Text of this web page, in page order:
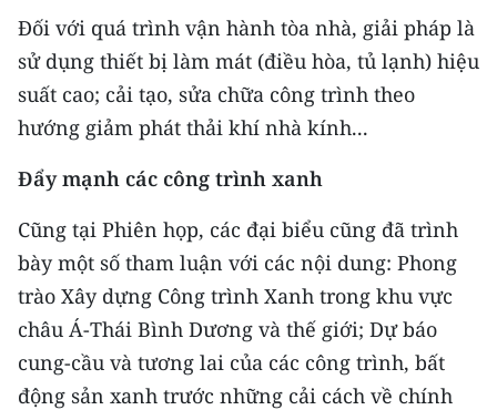
Đối với quá trình vận hành tòa nhà, giải pháp là
sử dụng thiết bị làm mát (điều hòa, tủ lạnh) hiệu
suất cao; cải tạo, sửa chữa công trình theo
hướng giảm phát thải khí nhà kính...
Đẩy mạnh các công trình xanh
Cũng tại Phiên họp, các đại biểu cũng đã trình
bày một số tham luận với các nội dung: Phong
trào Xây dựng Công trình Xanh trong khu vực
châu Á-Thái Bình Dương và thế giới; Dự báo
cung-cầu và tương lai của các công trình, bất
động sản xanh trước những cải cách về chính